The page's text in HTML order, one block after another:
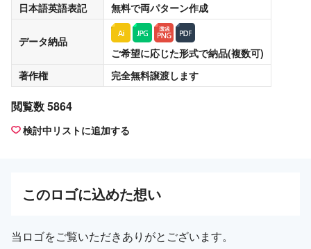
日本語英語表記
無料で両パターン作成
データ納品
ご希望に応じた形式で納品(複数可)
著作権
完全無料譲渡します
閲覧数 5864
検討中リストに追加する
このロゴに込めた想い
当ロゴをご覧いただきありがとございます。